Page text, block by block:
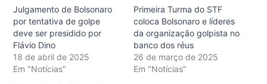
Julgamento de Bolsonaro
por tentativa de golpe
deve ser presidido por
Flávio Dino
18 de abril de 2025
Em "Notícias"
Primeira Turma do STF
coloca Bolsonaro e líderes
da organização golpista no
banco dos réus
26 de março de 2025
Em "Notícias"